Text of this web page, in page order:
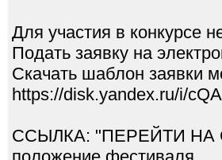
Для участия в конкурсе
Подать заявку на
Скачать шаблон заявки
https://disk.yandex.ru/i/
ССЫЛКА: "ПЕРЕЙТИ НА